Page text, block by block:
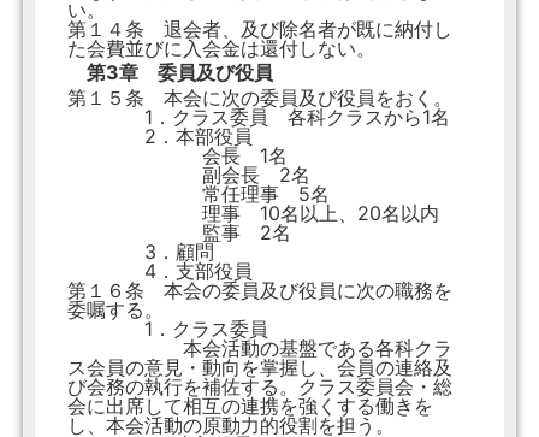
い。
第１４条 退会者、及び除名者が既に納付し
た会費並びに入会金は還付しない。
第3章 委員及び役員
第１５条 本会に次の委員及び役員をおく。
1．クラス委員 各科クラスから1名
2．本部役員
会長 1名
副会長 2名
常任理事 5名
理事 10名以上、20名以内
監事 2名
3．顧問
4．支部役員
第１６条 本会の委員及び役員に次の職務を
委嘱する。
1．クラス委員
本会活動の基盤である各科クラ
ス会員の意見・動向を掌握し、会員の連絡及
び会務の執行を補佐する。クラス委員会・総
会に出席して相互の連携を強くする働きを
し、本会活動の原動力的役割を担う。